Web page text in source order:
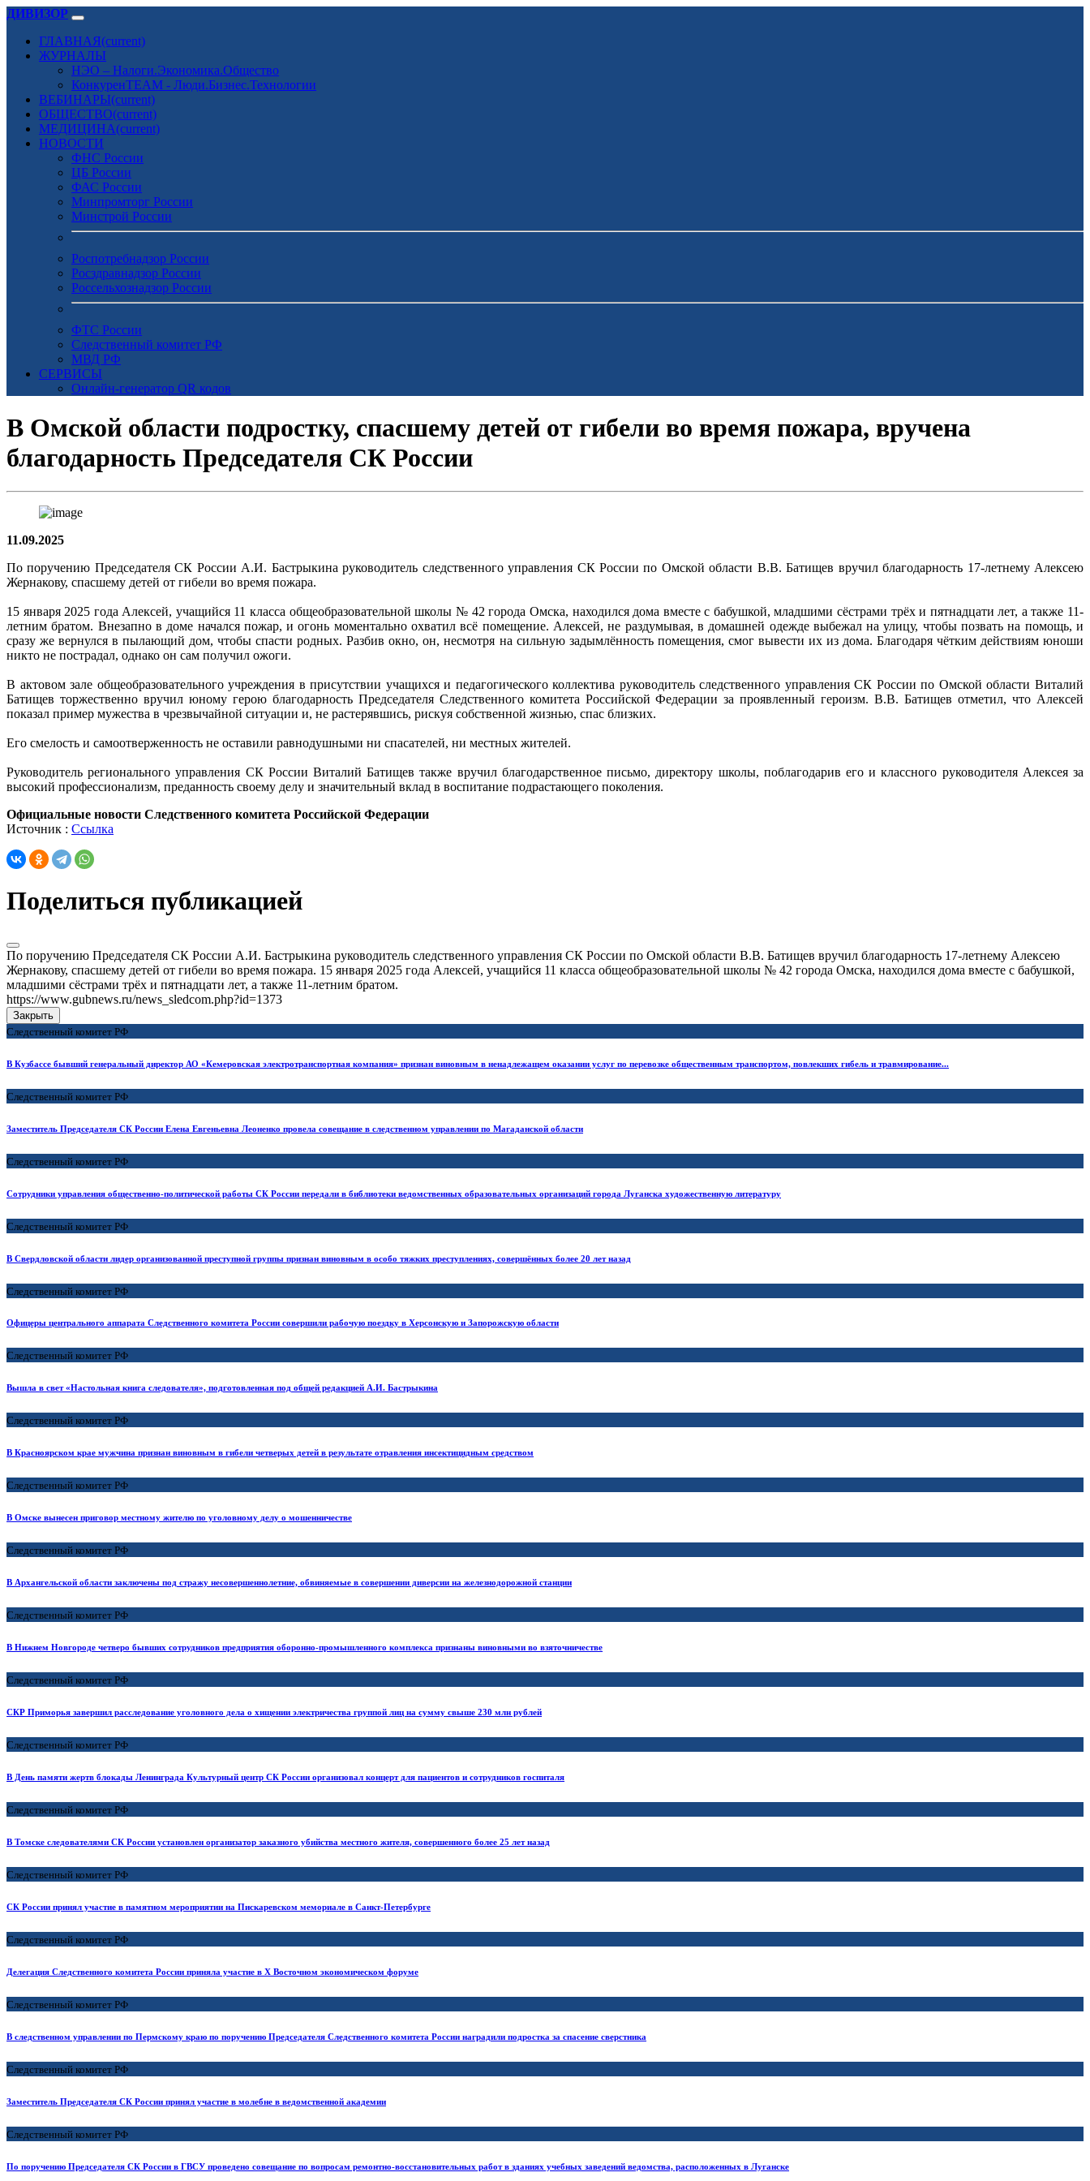
ДИВИЗОР
ГЛАВНАЯ(current)
ЖУРНАЛЫ
НЭО – Налоги.Экономика.Общество
КонкуренTEAM - Люди.Бизнес.Технологии
ВЕБИНАРЫ(current)
ОБЩЕСТВО(current)
МЕДИЦИНА(current)
НОВОСТИ
ФНС России
ЦБ России
ФАС России
Минпромторг России
Минстрой России
Роспотребнадзор России
Росздравнадзор России
Россельхознадзор России
ФТС России
Следственный комитет РФ
МВД РФ
СЕРВИСЫ
Онлайн-генератор QR кодов
В Омской области подростку, спасшему детей от гибели во время пожара, вручена
благодарность Председателя СК России
11.09.2025
По поручению Председателя СК России А.И. Бастрыкина руководитель следственного управления СК России по Омской области В.В. Батищев вручил благодарность 17-летнему Алексею
Жернакову, спасшему детей от гибели во время пожара.
15 января 2025 года Алексей, учащийся 11 класса общеобразовательной школы № 42 города Омска, находился дома вместе с бабушкой, младшими сёстрами трёх и пятнадцати лет, а также 11-
летним братом. Внезапно в доме начался пожар, и огонь моментально охватил всё помещение. Алексей, не раздумывая, в домашней одежде выбежал на улицу, чтобы позвать на помощь, и
сразу же вернулся в пылающий дом, чтобы спасти родных. Разбив окно, он, несмотря на сильную задымлённость помещения, смог вывести их из дома. Благодаря чётким действиям юноши
никто не пострадал, однако он сам получил ожоги.
В актовом зале общеобразовательного учреждения в присутствии учащихся и педагогического коллектива руководитель следственного управления СК России по Омской области Виталий
Батищев торжественно вручил юному герою благодарность Председателя Следственного комитета Российской Федерации за проявленный героизм. В.В. Батищев отметил, что Алексей
показал пример мужества в чрезвычайной ситуации и, не растерявшись, рискуя собственной жизнью, спас близких.
Его смелость и самоотверженность не оставили равнодушными ни спасателей, ни местных жителей.
Руководитель регионального управления СК России Виталий Батищев также вручил благодарственное письмо, директору школы, поблагодарив его и классного руководителя Алексея за
высокий профессионализм, преданность своему делу и значительный вклад в воспитание подрастающего поколения.
Официальные новости Следственного комитета Российской Федерации
Источник : Ссылка
Поделиться публикацией
По поручению Председателя СК России А.И. Бастрыкина руководитель следственного управления СК России по Омской области В.В. Батищев вручил благодарность 17-летнему Алексею
Жернакову, спасшему детей от гибели во время пожара. 15 января 2025 года Алексей, учащийся 11 класса общеобразовательной школы № 42 города Омска, находился дома вместе с бабушкой,
младшими сёстрами трёх и пятнадцати лет, а также 11-летним братом.
https://www.gubnews.ru/news_sledcom.php?id=1373
Закрыть
Следственный комитет РФ
В Кузбассе бывший генеральный директор АО «Кемеровская электротранспортная компания» признан виновным в ненадлежащем оказании услуг по перевозке общественным транспортом, повлекших гибель и травмирование...
Следственный комитет РФ
Заместитель Председателя СК России Елена Евгеньевна Леоненко провела совещание в следственном управлении по Магаданской области
Следственный комитет РФ
Сотрудники управления общественно-политической работы СК России передали в библиотеки ведомственных образовательных организаций города Луганска художественную литературу
Следственный комитет РФ
В Свердловской области лидер организованной преступной группы признан виновным в особо тяжких преступлениях, совершённых более 20 лет назад
Следственный комитет РФ
Офицеры центрального аппарата Следственного комитета России совершили рабочую поездку в Херсонскую и Запорожскую области
Следственный комитет РФ
Вышла в свет «Настольная книга следователя», подготовленная под общей редакцией А.И. Бастрыкина
Следственный комитет РФ
В Красноярском крае мужчина признан виновным в гибели четверых детей в результате отравления инсектицидным средством
Следственный комитет РФ
В Омске вынесен приговор местному жителю по уголовному делу о мошенничестве
Следственный комитет РФ
В Архангельской области заключены под стражу несовершеннолетние, обвиняемые в совершении диверсии на железнодорожной станции
Следственный комитет РФ
В Нижнем Новгороде четверо бывших сотрудников предприятия оборонно-промышленного комплекса признаны виновными во взяточничестве
Следственный комитет РФ
СКР Приморья завершил расследование уголовного дела о хищении электричества группой лиц на сумму свыше 230 млн рублей
Следственный комитет РФ
В День памяти жертв блокады Ленинграда Культурный центр СК России организовал концерт для пациентов и сотрудников госпиталя
Следственный комитет РФ
В Томске следователями СК России установлен организатор заказного убийства местного жителя, совершенного более 25 лет назад
Следственный комитет РФ
СК России принял участие в памятном мероприятии на Пискаревском мемориале в Санкт-Петербурге
Следственный комитет РФ
Делегация Следственного комитета России приняла участие в X Восточном экономическом форуме
Следственный комитет РФ
В следственном управлении по Пермскому краю по поручению Председателя Следственного комитета России наградили подростка за спасение сверстника
Следственный комитет РФ
Заместитель Председателя СК России принял участие в молебне в ведомственной академии
Следственный комитет РФ
По поручению Председателя СК России в ГВСУ проведено совещание по вопросам ремонтно-восстановительных работ в зданиях учебных заведений ведомства, расположенных в Луганске